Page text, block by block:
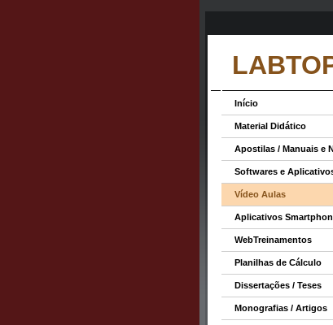
Início
Material Didático
Apostilas / Manuais e
Softwares e
Vídeo Aulas
Aplicativos
WebTreinamentos
Planilhas de Cálculo
Dissertações / Teses
Monografias / Artigos